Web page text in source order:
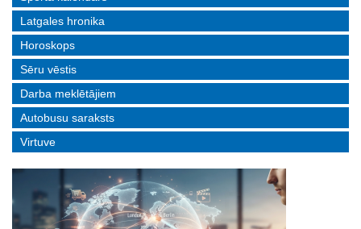
Latgales hronika
Horoskops
Sēru vēstis
Darba meklētājiem
Autobusu saraksts
Virtuve